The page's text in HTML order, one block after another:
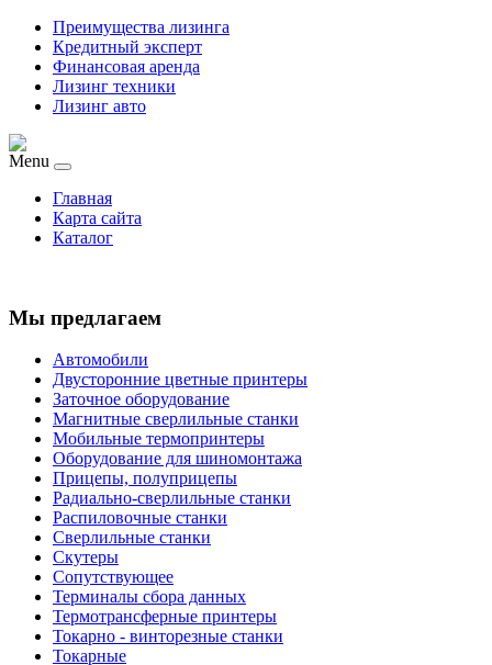
Преимущества лизинга
Кредитный эксперт
Финансовая аренда
Лизинг техники
Лизинг авто
Menu
Главная
Карта сайта
Каталог
Мы предлагаем
Автомобили
Двусторонние цветные принтеры
Заточное оборудование
Магнитные сверлильные станки
Мобильные термопринтеры
Оборудование для шиномонтажа
Прицепы, полуприцепы
Радиально-сверлильные станки
Распиловочные станки
Сверлильные станки
Скутеры
Сопутствующее
Терминалы сбора данных
Термотрансферные принтеры
Токарно - винторезные станки
Токарные